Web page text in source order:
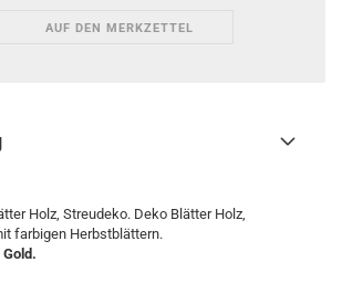
AUF DEN MERKZETTEL
Holz, Streudeko. Deko Blätter Holz,
farbigen Herbstblättern.